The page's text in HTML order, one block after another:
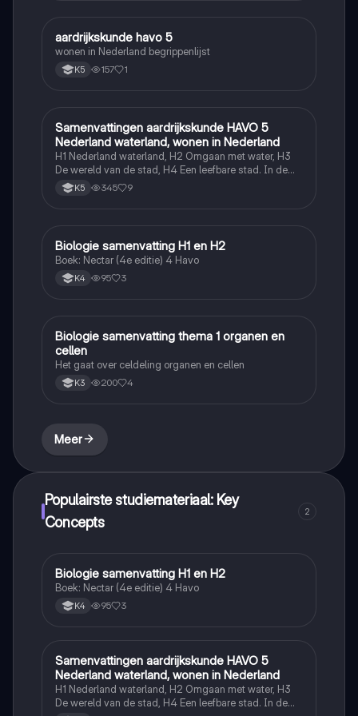
Aardrijkskunde
aardrijkskunde havo 5
wonen in Nederland begrippenlijst
K5 157 1
Aardrijkskunde
Samenvattingen aardrijkskunde HAVO 5
Nederland waterland, wonen in Nederland
H1 Nederland waterland, H2 Omgaan met water, H3
De wereld van de stad, H4 Een leefbare stad. In de
samenvattingen staan alle begrippen in context
uitgewerkt.
K5 345 9
Biologie
Biologie samenvatting H1 en H2
Boek: Nectar (4e editie) 4 Havo
K4 95 3
Biologie
Biologie samenvatting thema 1 organen en
cellen
Het gaat over celdeling organen en cellen
K3 200 4
Meer
Populairste studiemateriaal: Key
Concepts
2
Biologie
Biologie samenvatting H1 en H2
Boek: Nectar (4e editie) 4 Havo
K4 95 3
Aardrijkskunde
Samenvattingen aardrijkskunde HAVO 5
Nederland waterland, wonen in Nederland
H1 Nederland waterland, H2 Omgaan met water, H3
De wereld van de stad, H4 Een leefbare stad. In de